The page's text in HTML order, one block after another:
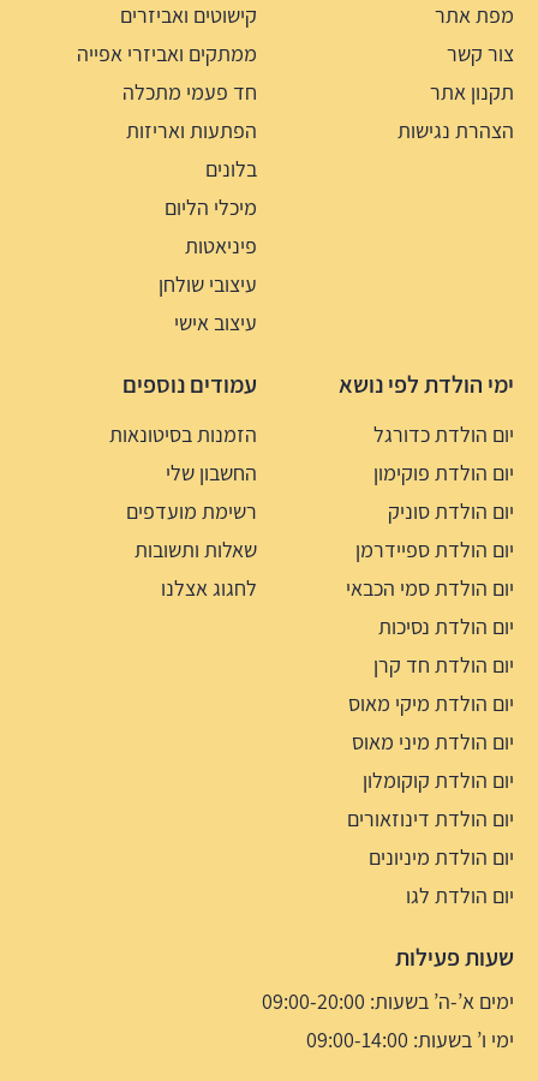
מפת אתר
צור קשר
תקנון אתר
הצהרת נגישות
קישוטים ואביזרים
ממתקים ואביזרי אפייה
חד פעמי מתכלה
הפתעות ואריזות
בלונים
מיכלי הליום
פיניאטות
עיצובי שולחן
עיצוב אישי
ימי הולדת לפי נושא
יום הולדת כדורגל
יום הולדת פוקימון
יום הולדת סוניק
יום הולדת ספיידרמן
יום הולדת סמי הכבאי
יום הולדת נסיכות
יום הולדת חד קרן
יום הולדת מיקי מאוס
יום הולדת מיני מאוס
יום הולדת קוקומלון
יום הולדת דינוזאורים
יום הולדת מיניונים
יום הולדת לגו
עמודים נוספים
הזמנות בסיטונאות
החשבון שלי
רשימת מועדפים
שאלות ותשובות
לחגוג אצלנו
שעות פעילות
ימים א’-ה’ בשעות: 09:00-20:00
ימי ו’ בשעות: 09:00-14:00